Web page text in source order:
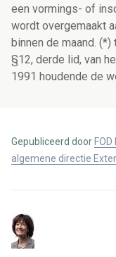
een vormings- of
wordt overgemaakt
binnen de maand.
§12, derde lid, van
1991 houdende de
Gepubliceerd door
algemene directie